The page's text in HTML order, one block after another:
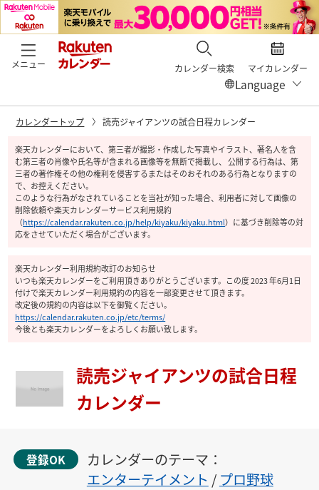
メニュー カレンダー検索 マイカレンダー
カレンダートップ 読売ジャイアンツの試合日程カレンダー
楽天カレンダーにおいて、第三者が撮影・作成した写真やイラスト、著名人を含
む第三者の肖像や氏名等が含まれる画像等を無断で掲載し、 公開する行為は、第
三者の著作権その他の権利を侵害するまたはそのおそれのある行為となりますの
で、お控えください。
このような行為がなされていることを当社が知った場合、利用者に対して画像の
削除依頼や楽天カレンダーサービス利用規約
（https://calendar.rakuten.co.jp/help/kiyaku/kiyaku.html） に基づき削除等の対
応をさせていただく場合がございます。
楽天カレンダー利用規約改訂のお知らせ
いつも楽天カレンダーをご利用頂きありがとうございます。この度 2023 年6月1日
付けで楽天カレンダー利用規約の内容を一部変更させて頂きます。
改定後の規約の内容は以下を御覧ください。
https://calendar.rakuten.co.jp/etc/terms/
今後とも楽天カレンダーをよろしくお願い致します。
読売ジャイアンツの試合日程
カレンダー
登録OK
カレンダーのテーマ：
エンターテイメント / プロ野球